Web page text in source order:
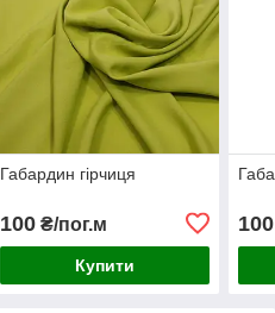
Габардин гірчиця
100₴/пог.м
Купити
100